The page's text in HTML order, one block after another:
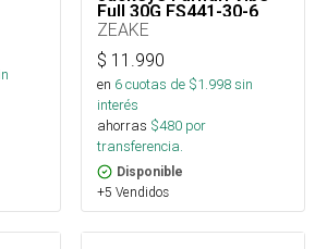
Full 30G FS441-30-6_
ZEAKE
$ 11.990
en 6cuotas de $1.998sin
interés
ahorras $480 por
transferencia.
Disponible
+5 Vendidos